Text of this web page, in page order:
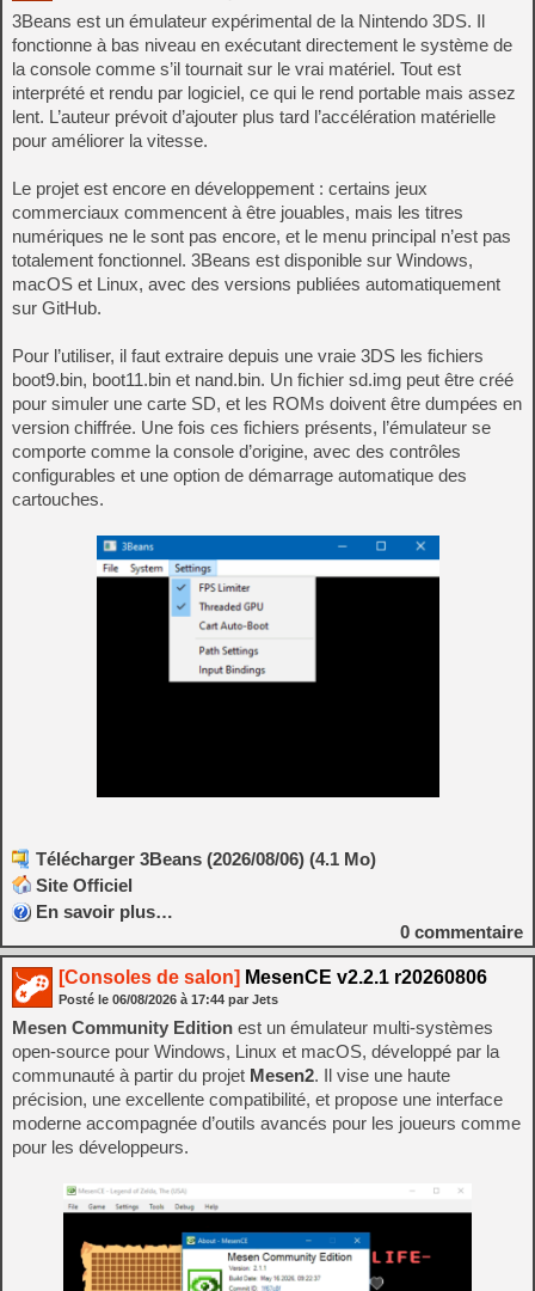
3Beans est un émulateur expérimental de la Nintendo 3DS. Il
fonctionne à bas niveau en exécutant directement le système de
la console comme s’il tournait sur le vrai matériel. Tout est
interprété et rendu par logiciel, ce qui le rend portable mais assez
lent. L’auteur prévoit d’ajouter plus tard l’accélération matérielle
pour améliorer la vitesse.
Le projet est encore en développement : certains jeux
commerciaux commencent à être jouables, mais les titres
numériques ne le sont pas encore, et le menu principal n’est pas
totalement fonctionnel. 3Beans est disponible sur Windows,
macOS et Linux, avec des versions publiées automatiquement
sur GitHub.
Pour l’utiliser, il faut extraire depuis une vraie 3DS les fichiers
boot9.bin, boot11.bin et nand.bin. Un fichier sd.img peut être créé
pour simuler une carte SD, et les ROMs doivent être dumpées en
version chiffrée. Une fois ces fichiers présents, l’émulateur se
comporte comme la console d’origine, avec des contrôles
configurables et une option de démarrage automatique des
cartouches.
Télécharger 3Beans (2026/08/06) (4.1 Mo)
Site Officiel
En savoir plus…
0 commentaire
[Consoles de salon] MesenCE v2.2.1 r20260806
Posté le 06/08/2026 à 17:44 par Jets
Mesen Community Edition est un émulateur multi‑systèmes
open‑source pour Windows, Linux et macOS, développé par la
communauté à partir du projet Mesen2. Il vise une haute
précision, une excellente compatibilité, et propose une interface
moderne accompagnée d’outils avancés pour les joueurs comme
pour les développeurs.